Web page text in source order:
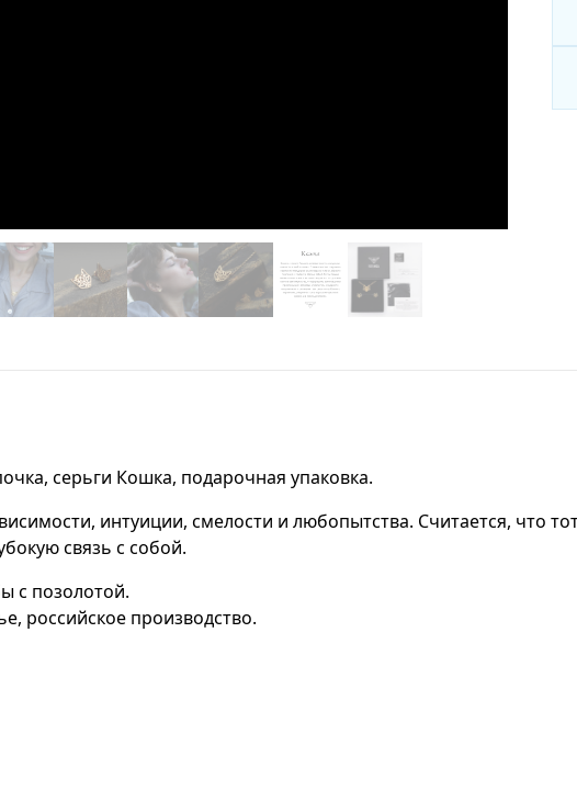
серьги Кошка, подарочная упаковка.
интуиции, смелости и любопытства. Считается, что
связь с собой.
с позолотой.
российское производство.